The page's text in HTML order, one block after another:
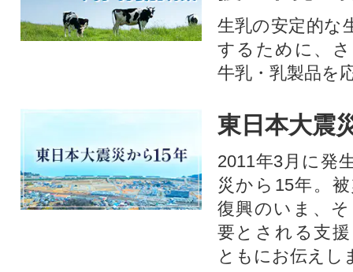
生乳の安定的な
するために、
牛乳・乳製品を
東日本大震
2011年3月に発
災から15年。
復興のいま、
要とされる支
ともにお伝えし